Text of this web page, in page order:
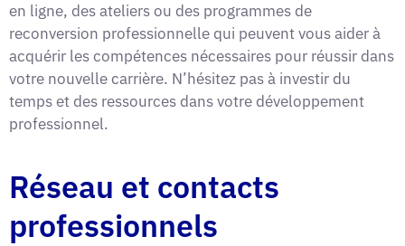
en ligne, des ateliers ou des programmes de
reconversion professionnelle qui peuvent vous aider à
acquérir les compétences nécessaires pour réussir dans
votre nouvelle carrière. N’hésitez pas à investir du
temps et des ressources dans votre développement
professionnel.
Réseau et contacts
professionnels